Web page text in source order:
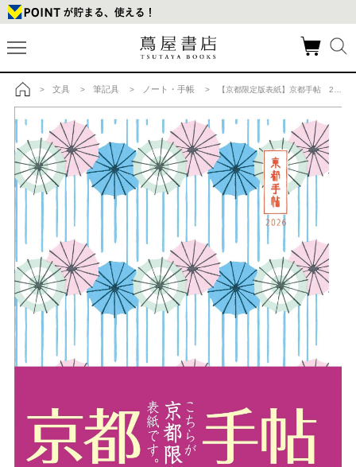
トップ
> 文具 > 筆記具 > ノート・手帳 > 【京都限定版表紙】京都手帖 2026の商品詳細